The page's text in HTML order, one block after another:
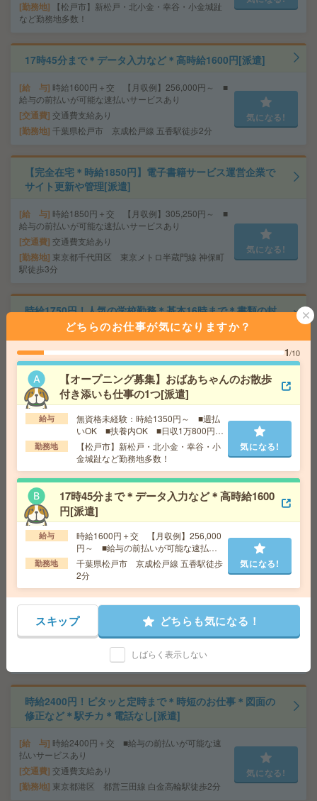
勤務地
【松戸市】新松戸・北小金・幸谷・小金城趾
など勤務地多数！
17時45分まで＊データ入力など＊高時給1600円[派遣]
給 与 時給1600円＋交 【月収例】256,000円～ ■
給与の前払いが可能な速払いサービスあり
交通費 交通費支給あり
勤務地 千葉県松戸市 京成松戸線 五香駅徒歩2分
気になる!
【完全在宅＊時給1850円】電子書籍サービス運営企業で
サイト更新や管理[派遣]
給 与 時給1850円＋交 【月収例】305,250円～ ■
給与の前払いが可能な速払いサービスあり
交通費 交通費支給あり
勤務地 東京都千代田区 東京メトロ半蔵門線 神保町
駅徒歩3分
気になる!
時給1750円！人気の学校勤務＊基本16時まで＊書類の封
入など学校事務！12月迄[派遣]
給 与 時給1750円＋交 【月収例】301,875円～ ■
給与の前払いが可能な速払いサービスあり
交通費 交通費支給あり
勤務地
東京都千代田区 中央・総武線各停 飯田橋駅
徒歩7分
気になる!
完全在宅＊時給1900円！週4日＆10-15時半勤務！人材サ
ービス企業で営業事務[派遣]
給 与
時給1900円～2100円＋交 ■給与の前払いが
可能な速払いサービスあり
交通費 交通費支給あり
勤務地 東京都千代田区 東京メトロ有楽町線 麹町駅
徒歩1分、東京メトロ半蔵門線 半蔵門駅徒歩5分
気になる!
三郷市/幸房！協同組合で社員サポートのお仕事です！[派
遣]
給 与 時給1550円
三郷駅徒歩10分
時給2400円！ピタッと定時まで＊時短のお仕事＊図面の
修正など＊駅チカ＊電話なし[派遣]
給 与 時給2400円＋交 ■給与の前払いが可能な速
払いサービスあり
交通費 交通費支給あり
勤務地 東京都港区 都営三田線 白金高輪駅徒歩2分
気になる!
どちらのお仕事が気になりますか？
1/10
【オープニング募集】おばあちゃんのお散歩
付き添いも仕事の1つ[派遣]
給与
無資格未経験：時給1350円～ ■週払
いOK ■扶養内OK ■日収1万800円以
上
勤務地
【松戸市】新松戸・北小金・幸谷・小
金城趾など勤務地多数！
気になる!
17時45分まで＊データ入力など＊高時給1600
円[派遣]
給与
時給1600円＋交 【月収例】256,000
円～ ■給与の前払いが可能な速払い
サービスあり
勤務地
千葉県松戸市 京成松戸線 五香駅徒歩
2分
気になる!
スキップ どちらも気になる！
しばらく表示しない